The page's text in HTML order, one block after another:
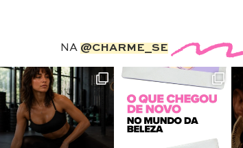
NA @CHARME_SE